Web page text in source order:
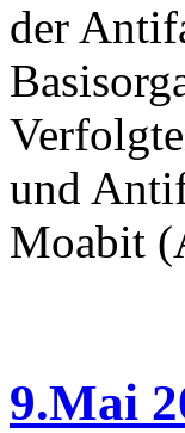
der
und
Moabit
9.Mai